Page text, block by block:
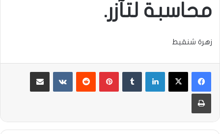
محاسبة لتآزر.
زهرة شنقيط
لينكدإن بينتيريست مشاركة عبر البريد
طباعة